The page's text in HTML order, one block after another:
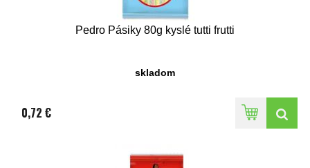
Pedro Pásiky 80g kyslé tutti frutti
skladom
0,72 €